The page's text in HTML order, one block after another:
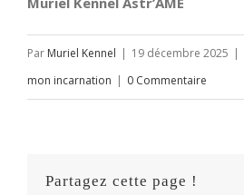
Par Muriel Kennel | 19 décembre 2025 |
mon incarnation | 0 Commentaire
Partagez cette page !